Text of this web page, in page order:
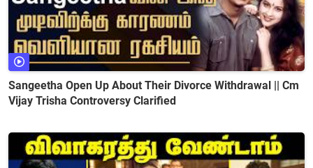
Sangeetha Open Up About Their Divorce Withdrawal || Cm
Vijay Trisha Controversy Clarified